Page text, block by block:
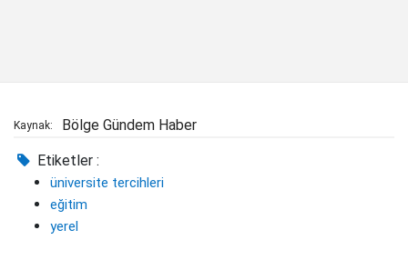
Kaynak: Bölge Gündem Haber
Etiketler :
üniversite tercihleri
eğitim
yerel